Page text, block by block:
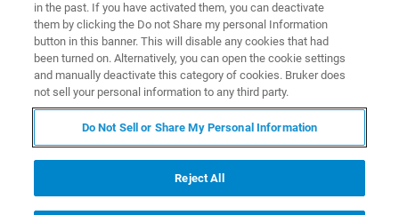
in the past. If you have activated them, you can deactivate
them by clicking the Do not Share my personal Information
button in this banner. This will disable any cookies that had
been turned on. Alternatively, you can open the cookie settings
and manually deactivate this category of cookies. Bruker does
not sell your personal information to any third party.
Do Not Sell or Share My Personal Information
Reject All